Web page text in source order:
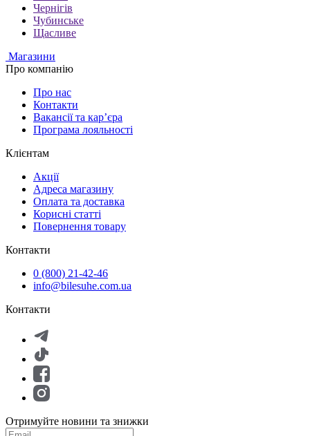
Чернігів
Чубинське
Щасливе
Магазини
Про компанію
Про нас
Контакти
Вакансії та кар’єра
Програма лояльності
Клієнтам
Акції
Адреса магазину
Оплата та доставка
Корисні статті
Повернення товару
Контакти
0 (800) 21-42-46
info@bilesuhe.com.ua
Контакти
Отримуйте новини та знижки